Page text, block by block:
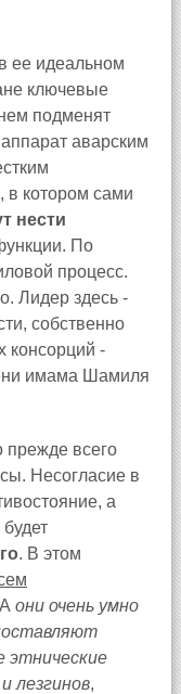
ее идеальном
ключевые
подменят
аварским
в котором сами
нести
По
процесс.
Лидер здесь -
собственно
консорций -
имама Шамиля
прежде всего
Несогласие в
а
. В этом
они очень умно
этнические
лезгинов,